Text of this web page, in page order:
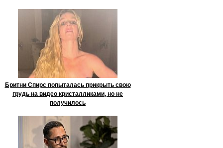
Бритни Спирс попыталась прикрыть свою
грудь на видео кристалликами, но не
получилось